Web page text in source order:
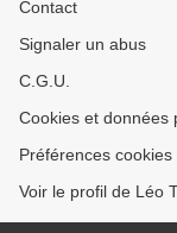
Contact
Signaler un abus
C.G.U.
Cookies et données
Préférences cookies
Voir le profil de Léo